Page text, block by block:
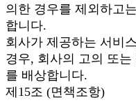
의한 경우를 제외하고
합니다.
회사가 제공하는 서비
경우, 회사의 고의 또
를 배상합니다.
제15조 (면책조항)